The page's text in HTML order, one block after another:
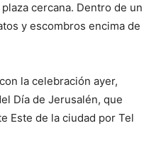
cercana. Dentro de un
y escombros encima de
la celebración ayer,
Día de Jerusalén, que
Este de la ciudad por Tel